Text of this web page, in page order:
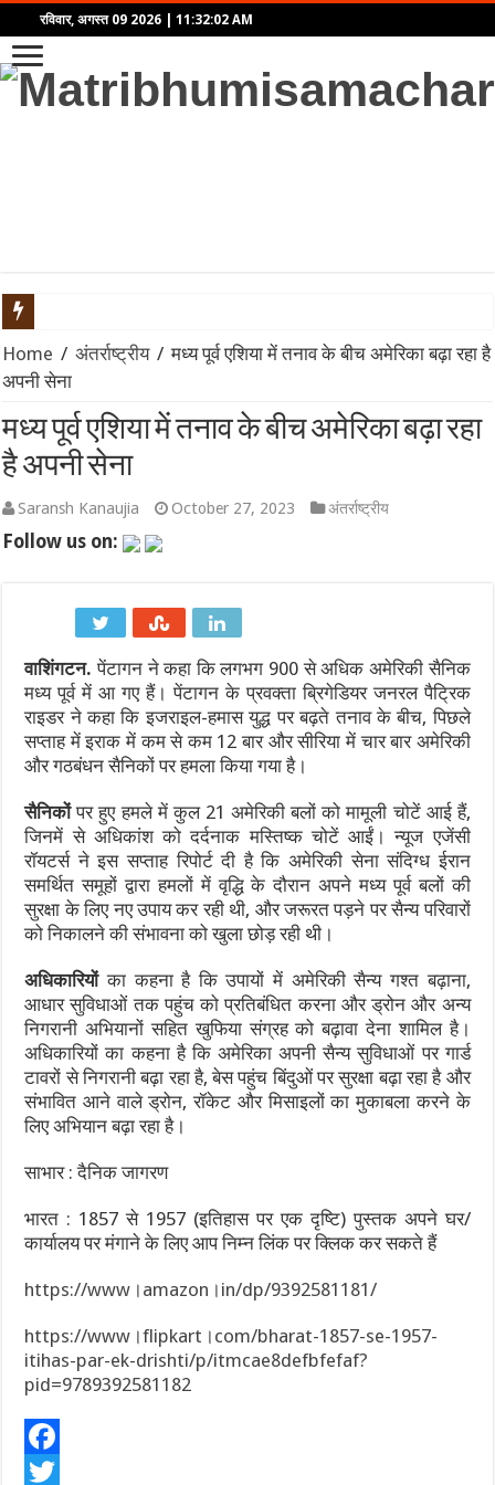
रविवार, अगस्त 09 2026 11:32:02 AM
AHF Junior Asia Cup 2026: अनमोल एक्का की कप्तानी में भारतीय
‘राष्ट्रपति मालिक नहीं, अस्थायी किराएदार हैं’: अमेरिकी कोर्ट ने ट्रंप के
विमेंस टी20 एशिया कप 2026 से पहले भारत को बड़ा झटका: चोट के कारण
अतीक अहमद के बेटों अली और उमर को हाईकोर्ट से मिली पैरोल, कड़े पहरे
अमरनाथ यात्रा पर मौसम की मार: 8 अगस्त को जम्मू से यात्रा अस्थायी
भारत की वायु रक्षा में बड़ा कदम: छठी पीढ़ी के लड़ाकू विमान (6th
2027 वनडे वर्ल्ड कप: अफगानिस्तान ने सीधे क्वालिफाई कर रचा
Home / अंतर्राष्ट्रीय / मध्य पूर्व एशिया में तनाव के बीच अमेरिका बढ़ा रहा है
अपनी सेना
मध्य पूर्व एशिया में तनाव के बीच अमेरिका बढ़ा रहा
है अपनी सेना
Saransh Kanaujia October 27, 2023 अंतर्राष्ट्रीय
Follow us on:
वाशिंगटन. पेंटागन ने कहा कि लगभग 900 से अधिक अमेरिकी सैनिक
मध्य पूर्व में आ गए हैं। पेंटागन के प्रवक्ता ब्रिगेडियर जनरल पैट्रिक
राइडर ने कहा कि इजराइल-हमास युद्ध पर बढ़ते तनाव के बीच, पिछले
सप्ताह में इराक में कम से कम 12 बार और सीरिया में चार बार अमेरिकी
और गठबंधन सैनिकों पर हमला किया गया है।
सैनिकोंपर हुए हमले में कुल 21 अमेरिकी बलों को मामूली चोटें आई हैं,
जिनमें से अधिकांश को दर्दनाक मस्तिष्क चोटें आईं। न्यूज एजेंसी
रॉयटर्स ने इस सप्ताह रिपोर्ट दी है कि अमेरिकी सेना संदिग्ध ईरान
समर्थित समूहों द्वारा हमलों में वृद्धि के दौरान अपने मध्य पूर्व बलों की
सुरक्षा के लिए नए उपाय कर रही थी, और जरूरत पड़ने पर सैन्य परिवारों
को निकालने की संभावना को खुला छोड़ रही थी।
अधिकारियोंका कहना है कि उपायों में अमेरिकी सैन्य गश्त बढ़ाना,
आधार सुविधाओं तक पहुंच को प्रतिबंधित करना और ड्रोन और अन्य
निगरानी अभियानों सहित खुफिया संग्रह को बढ़ावा देना शामिल है।
अधिकारियों का कहना है कि अमेरिका अपनी सैन्य सुविधाओं पर गार्ड
टावरों से निगरानी बढ़ा रहा है, बेस पहुंच बिंदुओं पर सुरक्षा बढ़ा रहा है और
संभावित आने वाले ड्रोन, रॉकेट और मिसाइलों का मुकाबला करने के
लिए अभियान बढ़ा रहा है।
साभार : दैनिक जागरण
भारत : 1857 से 1957 (इतिहास पर एक दृष्टि) पुस्तक अपने घर/
कार्यालय पर मंगाने के लिए आप निम्न लिंक पर क्लिक कर सकते हैं
https://www।amazon।in/dp/9392581181/
https://www।flipkart।com/bharat-1857-se-1957-
itihas-par-ek-drishti/p/itmcae8defbfefaf?
pid=9789392581182
F